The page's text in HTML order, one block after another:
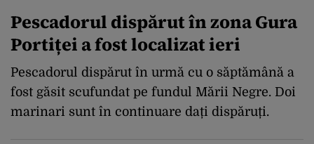
Pescadorul dispărut în zona Gura
Portiței a fost localizat ieri
Pescadorul dispărut în urmă cu o săptămână a
fost găsit scufundat pe fundul Mării Negre. Doi
marinari sunt în continuare dați dispăruți.